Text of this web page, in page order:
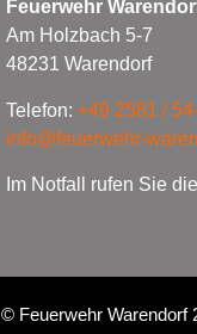
Feuerwehr
Am Holzbach 5-7
48231 Warendorf
Telefon: +49 2581 /
info@feuerwehr-
Im Notfall rufen Sie die
© Feuerwehr Warendorf